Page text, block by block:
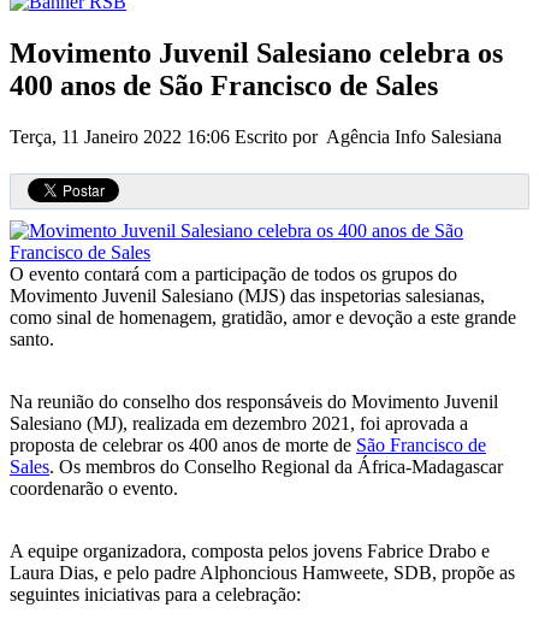
Movimento Juvenil Salesiano celebra os
400 anos de São Francisco de Sales
Terça, 11 Janeiro 2022 16:06 Escrito por Agência Info Salesiana
O evento contará com a participação de todos os grupos do
Movimento Juvenil Salesiano (MJS) das inspetorias salesianas,
como sinal de homenagem, gratidão, amor e devoção a este grande
santo.
Na reunião do conselho dos responsáveis do Movimento Juvenil
Salesiano (MJ), realizada em dezembro 2021, foi aprovada a
proposta de celebrar os 400 anos de morte de São Francisco de
Sales. Os membros do Conselho Regional da África-Madagascar
coordenarão o evento.
A equipe organizadora, composta pelos jovens Fabrice Drabo e
Laura Dias, e pelo padre Alphoncious Hamweete, SDB, propõe as
seguintes iniciativas para a celebração: